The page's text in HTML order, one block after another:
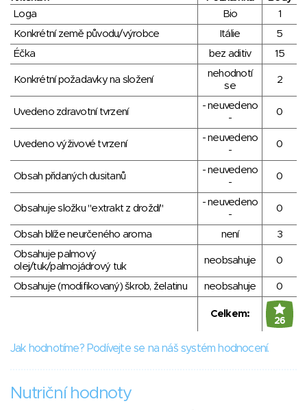
Loga
Bio
1
Konkrétní země původu/výrobce
Itálie
5
Éčka
bez aditiv 15
Konkrétní požadavky na složení
nehodnotí
se
2
Uvedeno zdravotní tvrzení
- neuvedeno
-
0
Uvedeno výživové tvrzení
- neuvedeno
-
0
Obsah přidaných dusitanů
- neuvedeno
-
0
Obsahuje složku "extrakt z droždí"
- neuvedeno
-
0
Obsah blíže neurčeného aroma není
3
Obsahuje palmový
olej/tuk/palmojádrový tuk
neobsahuje 0
Obsahuje (modifikovaný) škrob, želatinu neobsahuje 0
Celkem:
26
Jak hodnotíme? Podívejte se na náš systém hodnocení.
Nutriční hodnoty